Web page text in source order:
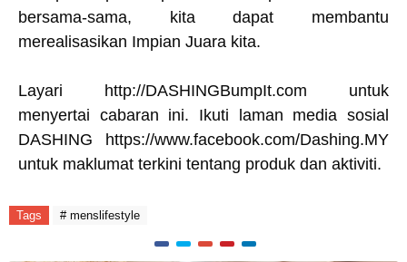
bersama-sama, kita dapat membantu
merealisasikan Impian Juara kita.
Layari http://DASHINGBumpIt.com untuk
menyertai cabaran ini. Ikuti laman media sosial
DASHING https://www.facebook.com/Dashing.MY
untuk maklumat terkini tentang produk dan aktiviti.
Tags # menslifestyle